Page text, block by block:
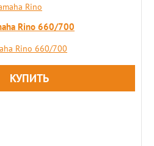
Rino 660/700
Rino 660/700